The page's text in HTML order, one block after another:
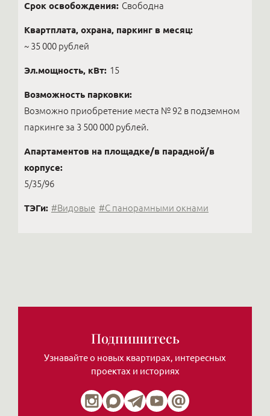
Срок освобождения: Свободна
Квартплата, охрана, паркинг в месяц:
~ 35 000 рублей
Эл.мощность, кВт: 15
Возможность парковки:
Возможно приобретение места № 92 в подземном
паркинге за 3 500 000 рублей.
Апартаментов на площадке/в парадной/в
корпусе:
5/35/96
ТЭГи: #Видовые #С панорамными окнами
Подпишитесь
Узнавайте о новых квартирах, интересных
проектах и историях